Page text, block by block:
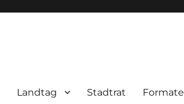
Landtag Stadtrat Formate